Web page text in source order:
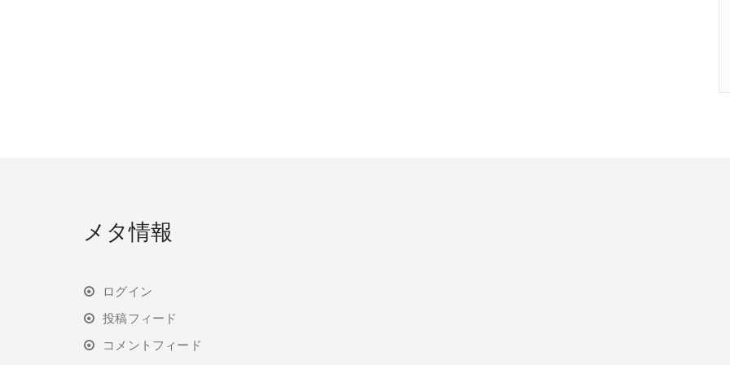
メタ情報
ログイン
投稿フィード
コメントフィード